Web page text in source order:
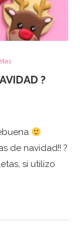
?
de navidad!! ?
si utilizo